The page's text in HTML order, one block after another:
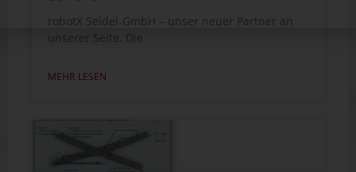
robotX Seidel-GmbH – unser neuer Partner an
unserer Seite. Die
MEHR LESEN